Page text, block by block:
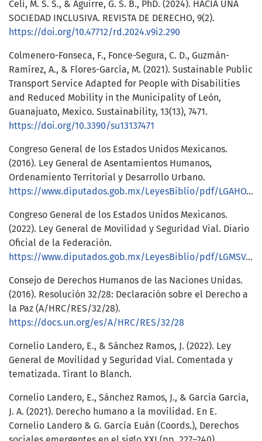
Celi, M. S. S., & Aguirre, G. S. B., PhD. (2024). HACIA UNA
SOCIEDAD INCLUSIVA. REVISTA DE DERECHO, 9(2).
https://doi.org/10.47712/rd.2024.v9i2.290
Colmenero-Fonseca, F., Fonce-Segura, C. D., Guzmán-
Ramírez, A., & Flores-García, M. (2021). Sustainable Public
Transport Service Adapted for People with Disabilities
and Reduced Mobility in the Municipality of León,
Guanajuato, Mexico. Sustainability, 13(13), 7471.
https://doi.org/10.3390/su13137471
Congreso General de los Estados Unidos Mexicanos.
(2016). Ley General de Asentamientos Humanos,
Ordenamiento Territorial y Desarrollo Urbano.
https://www.diputados.gob.mx/LeyesBiblio/pdf/LGAHOTDU.pdf
Congreso General de los Estados Unidos Mexicanos.
(2022). Ley General de Movilidad y Seguridad Vial. Diario
Oficial de la Federación.
https://www.diputados.gob.mx/LeyesBiblio/pdf/LGMSV.pdf
Consejo de Derechos Humanos de las Naciones Unidas.
(2016). Resolución 32/28: Declaración sobre el Derecho a
la Paz (A/HRC/RES/32/28).
https://docs.un.org/es/A/HRC/RES/32/28
Cornelio Landero, E., & Sánchez Ramos, J. (2022). Ley
General de Movilidad y Seguridad Vial. Comentada y
tematizada. Tirant lo Blanch.
Cornelio Landero, E., Sánchez Ramos, J., & García García,
J. A. (2021). Derecho humano a la movilidad. En E.
Cornelio Landero & G. García Euán (Coords.), Derechos